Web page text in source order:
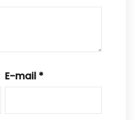
E-mail *